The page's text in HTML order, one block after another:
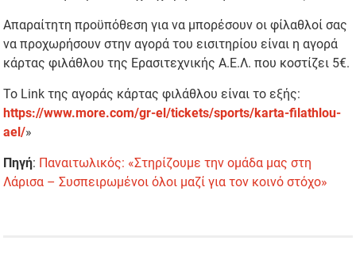
Απαραίτητη προϋπόθεση για να μπορέσουν οι φίλαθλοί σας
να προχωρήσουν στην αγορά του εισιτηρίου είναι η αγορά
κάρτας φιλάθλου της Ερασιτεχνικής Α.Ε.Λ. που κοστίζει 5€.
Το Link της αγοράς κάρτας φιλάθλου είναι το εξής:
https://www.more.com/gr-el/tickets/sports/karta-filathlou-
ael/»
Πηγή: Παναιτωλικός: «Στηρίζουμε την ομάδα μας στη
Λάρισα – Συσπειρωμένοι όλοι μαζί για τον κοινό στόχο»